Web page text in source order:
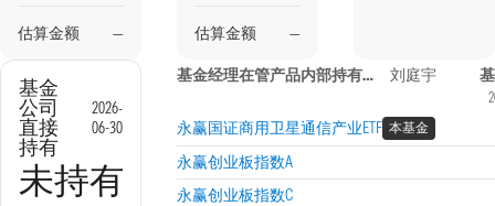
估算金额 — 估算金额 —
基金
公司
直接
持有
2026-
06-30
未持有
基金经理在管产品内部持有信息 刘庭宇
永赢国证商用卫星通信产业ETF 本基金
永赢创业板指数A
永赢创业板指数C